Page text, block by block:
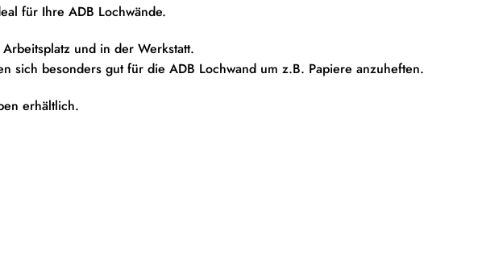
für Ihre ADB Lochwände.
und in der Werkstatt.
sich besonders gut für die ADB Lochwand um z.B. Papiere anzuheften.
erhältlich.